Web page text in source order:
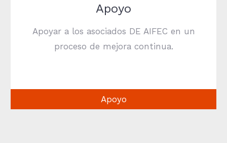
Apoyo
Apoyar a los asociados DE AIFEC en un
proceso de mejora continua.
Apoyo